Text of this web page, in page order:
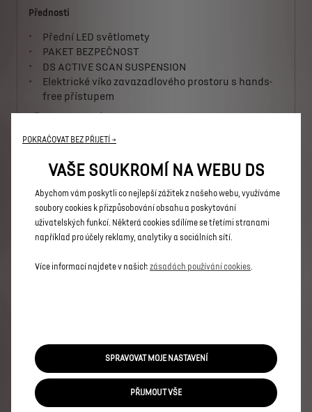
Přednosti
Přední LED světlomety
PAKET BEZPEČNOST
DS ACTIVE SCAN SUSPENSION
Elektrické víko zavazadlového prostoru s hands-
free přístupem
Od 1 150 000 Kč s DPH
N°7 ETOILE
Přednosti
DS PIXEL LED VISION
PAKET BEZPEČNOST + DS DRIVE ASSIST 2.0 +
Driver Attention Monitoring
1 290 000 Kč s DPH
Více informací
PRÁVNÍ USTANOVENÍ
POKRAČOVAT BEZ PŘIJETÍ →
VAŠE SOUKROMÍ NA WEBU DS
Abychom vám poskytli co nejlepší zážitek z našeho webu, využíváme
soubory cookies k přizpůsobování obsahu a poskytování
uživatelských funkcí. Některá cookies sdílíme se třetími stranami
například pro účely reklamy, analytiky a sociálních sítí.
Více informací najdete v našich zásadách používání cookies
SPRAVOVAT MOJE NASTAVENÍ
PŘIJMOUT VŠE